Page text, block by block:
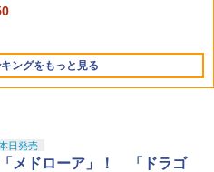
スリング スチール 強度 軽量 リ
ングをもっと見る
SPIRITS(バンダイ スピリッツ)
J00 メルンジャ[カラーA] 色
イ(TOKYO MARUI) No.25 コル
ント HG 18歳以上エアーHOP
ス Mr.トップコート 水性プレ
ップコートスプレー 光沢 88ml
日発売
メドローア」！ 「ドラゴ